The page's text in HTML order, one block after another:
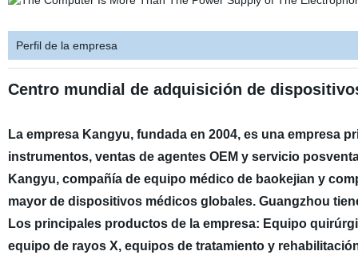
Perfil de la empresa
Centro mundial de adquisición de
La empresa Kangyu, fundada en 2004, es una empresa
instrumentos, ventas de agentes OEM y servicio
Kangyu, compañía de equipo médico de baokejian y
mayor de dispositivos médicos globales. Guangzhou
Los principales productos de la empresa: Equipo
equipo de rayos X, equipos de tratamiento y